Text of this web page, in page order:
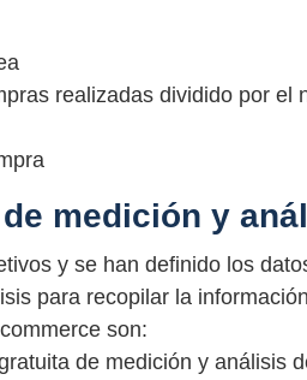
realizadas dividido por el
medición y
y se han definido los
para recopilar la
son:
de medición y análisis